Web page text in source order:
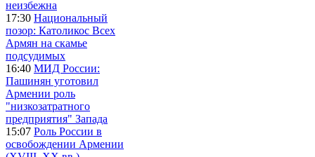
неизбежна
17:30 Национальный
позор: Католикос Всех
Армян на скамье
подсудимых
16:40 МИД России:
Пашинян уготовил
Армении роль
"низкозатратного
предприятия" Запада
15:07 Роль России в
освобождении Армении